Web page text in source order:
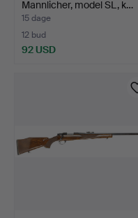
Mannlicher, model SL, k…
15 dage
12 bud
92 USD